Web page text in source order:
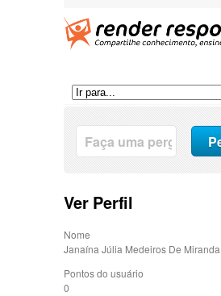
Ver Perfil
Nome
Janaína Júlia Medeiros De Miranda
Pontos do usuário
0